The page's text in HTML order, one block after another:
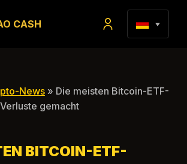
CASH
News » Die meisten Bitcoin-ETF-
gemacht
BITCOIN-ETF-